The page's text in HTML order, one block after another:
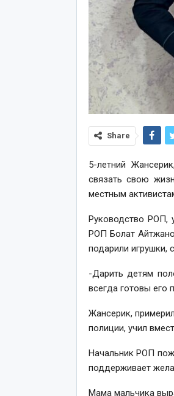
Share
5-летний
связать свою
местным
Руководство РОП,
РОП Болат
подарили игрушки,
-Дарить детям
всегда готовы его
Жансерик,
полиции, учил
Начальник РОП
поддерживает
Мама мальчика